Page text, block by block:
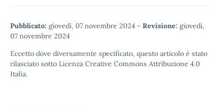
Pubblicato: giovedì, 07 novembre 2024 - Revisione: giovedì,
07 novembre 2024
Eccetto dove diversamente specificato, questo articolo è stato
rilasciato sotto Licenza Creative Commons Attribuzione 4.0
Italia.